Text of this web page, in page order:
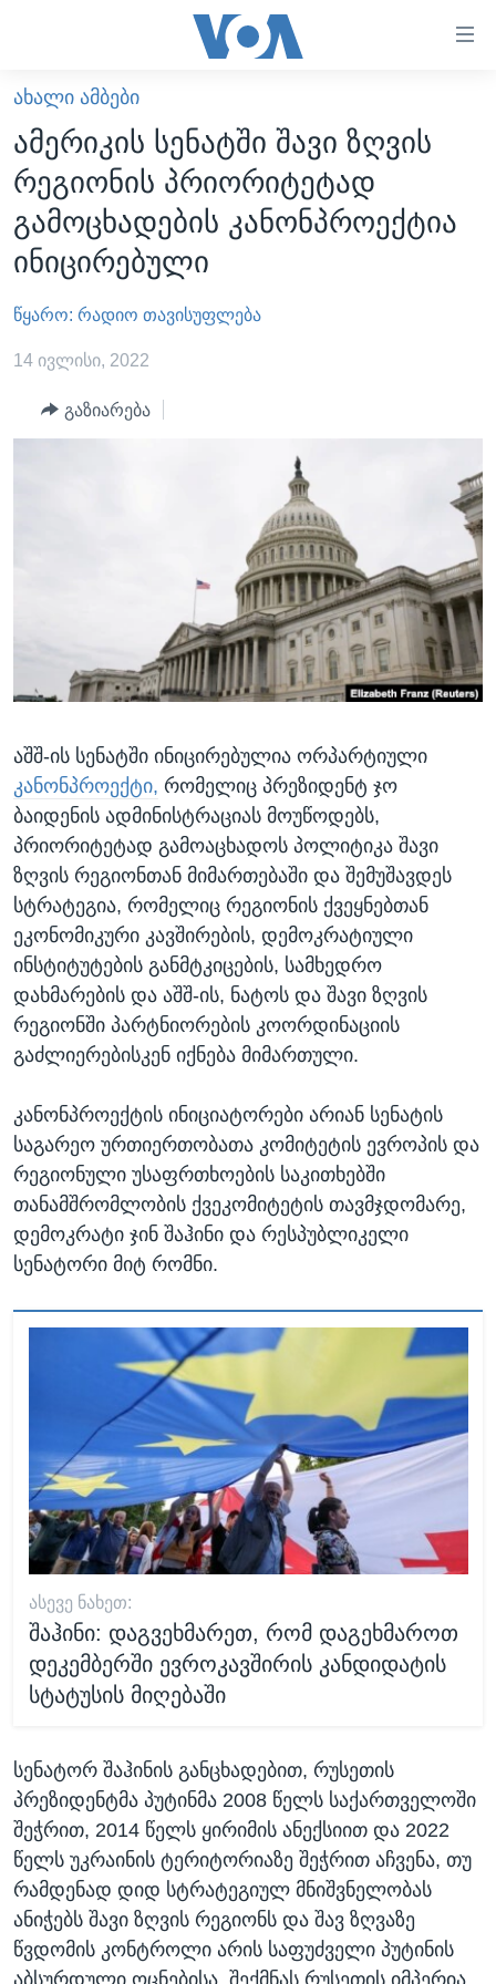
ხელმისაწვდომობისთვის
გადადით
მთავარზე
გადადით
მთავარ
ნავიგაციაზე
გადადით
ძიებაზე
ᲐᲮᲐᲚᲘ ᲐᲛᲑᲔᲑᲘ
ᲡᲐᲥᲐᲠᲗᲕᲔᲚᲝ
ᲐᲨᲨ
ᲐᲨᲨ-ᲘᲡ ᲐᲠᲩᲔᲕᲜᲔᲑᲘ 2024
ᲛᲡᲝᲤᲚᲘᲝ
ᲕᲘᲓᲔᲝᲔᲑᲘ
ᲒᲐᲓᲐᲪᲔᲛᲔᲑᲘ
ᲕᲐᲨᲘᲜᲒᲢᲝᲜᲘ ᲓᲦᲔᲡ
ᲡᲮᲕᲐ ᲡᲘᲐᲮᲚᲔᲔᲑᲘ
ᲙᲣᲚᲢᲣᲠᲐ
ᲓᲔᲖᲘᲜᲤᲝᲠᲛᲐᲪᲘᲐ
ენები
ᲐᲮᲐᲚᲘ ᲐᲛᲑᲔᲑᲘ
ამერიკის სენატში შავი ზღვის
რეგიონის პრიორიტეტად
გამოცხადების კანონპროექტია
ინიცირებული
წყარო: რადიო თავისუფლება
14 ივლისი, 2022
გაზიარება
აშშ-ის სენატში ინიცირებულია ორპარტიული
კანონპროექტი, რომელიც პრეზიდენტ ჯო
ბაიდენის ადმინისტრაციას მოუწოდებს,
პრიორიტეტად გამოაცხადოს პოლიტიკა შავი
ზღვის რეგიონთან მიმართებაში და შემუშავდეს
სტრატეგია, რომელიც რეგიონის ქვეყნებთან
ეკონომიკური კავშირების, დემოკრატიული
ინსტიტუტების განმტკიცების, სამხედრო
დახმარების და აშშ-ის, ნატოს და შავი ზღვის
რეგიონში პარტნიორების კოორდინაციის
გაძლიერებისკენ იქნება მიმართული.
კანონპროექტის ინიციატორები არიან სენატის
საგარეო ურთიერთობათა კომიტეტის ევროპის და
რეგიონული უსაფრთხოების საკითხებში
თანამშრომლობის ქვეკომიტეტის თავმჯდომარე,
დემოკრატი ჯინ შაჰინი და რესპუბლიკელი
სენატორი მიტ რომნი.
ᲐᲡᲔᲕᲔ ᲜᲐᲮᲔᲗ:
შაჰინი: დაგვეხმარეთ, რომ დაგეხმაროთ
დეკემბერში ევროკავშირის კანდიდატის
სტატუსის მიღებაში
სენატორ შაჰინის განცხადებით, რუსეთის
პრეზიდენტმა პუტინმა 2008 წელს საქართველოში
შეჭრით, 2014 წელს ყირიმის ანექსიით და 2022
წელს უკრაინის ტერიტორიაზე შეჭრით აჩვენა, თუ
რამდენად დიდ სტრატეგიულ მნიშვნელობას
ანიჭებს შავი ზღვის რეგიონს და შავ ზღვაზე
წვდომის კონტროლი არის საფუძველი პუტინის
აბსურდული ოცნებისა, შექმნას რუსეთის იმპერია.